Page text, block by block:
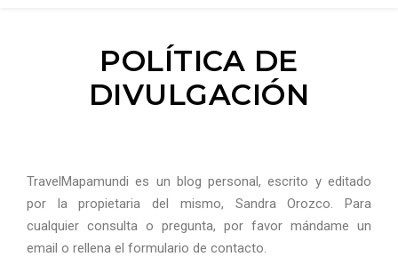
POLÍTICA DE
DIVULGACIÓN
TravelMapamundi es un blog personal, escrito y editado
por la propietaria del mismo, Sandra Orozco. Para
cualquier consulta o pregunta, por favor mándame un
email o rellena el formulario de contacto.